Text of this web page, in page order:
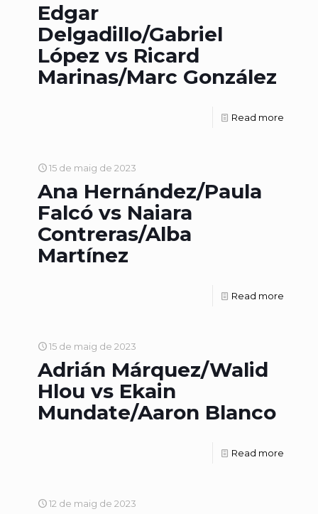
Edgar
Delgadillo/Gabriel
López vs Ricard
Marinas/Marc González
Read more
15 de maig de 2023
Ana Hernández/Paula
Falcó vs Naiara
Contreras/Alba
Martínez
Read more
15 de maig de 2023
Adrián Márquez/Walid
Hlou vs Ekain
Mundate/Aaron Blanco
Read more
12 de maig de 2023